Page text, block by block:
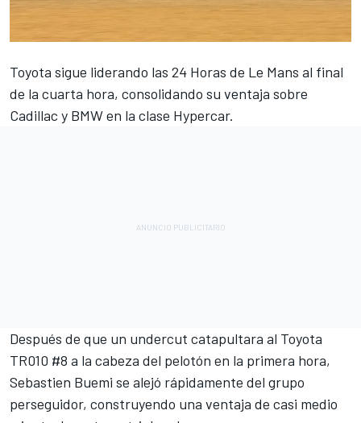
Toyota sigue liderando las 24 Horas de Le Mans al final
de la cuarta hora, consolidando su ventaja sobre
Cadillac y BMW en la clase Hypercar.
Después de que un undercut catapultara al Toyota
TR010 #8 a la cabeza del pelotón en la primera hora,
Sebastien Buemi se alejó rápidamente del grupo
perseguidor, construyendo una ventaja de casi medio